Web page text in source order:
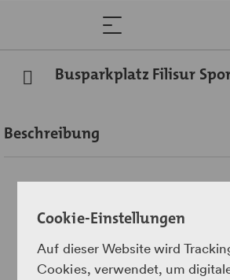
Busparkplatz Filisur
Beschreibung
Sportplatz Parkplätze zur Verfügung.
Vom Sportplatz Filisur können
Wanderungen unternommen
kurzen Spaziergang erreicht man
Cookie-Einstellungen
Auf dieser Website wird
Cookies, verwendet, um